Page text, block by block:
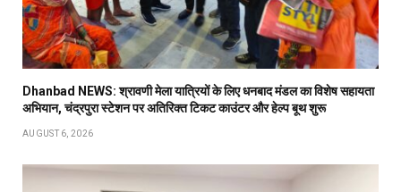
Dhanbad NEWS: श्रावणी मेला यात्रियों के लिए धनबाद मंडल का विशेष सहायता
अभियान, चंद्रपुरा स्टेशन पर अतिरिक्त टिकट काउंटर और हेल्प बूथ शुरू
AUGUST 6, 2026